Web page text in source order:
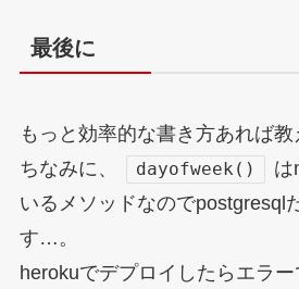
最後に
もっと効率的な書き方あれば教
ちなみに、
dayofweek()
は
いるメソッドなのでpostgresql
す…。
herokuでデプロイしたらエラ